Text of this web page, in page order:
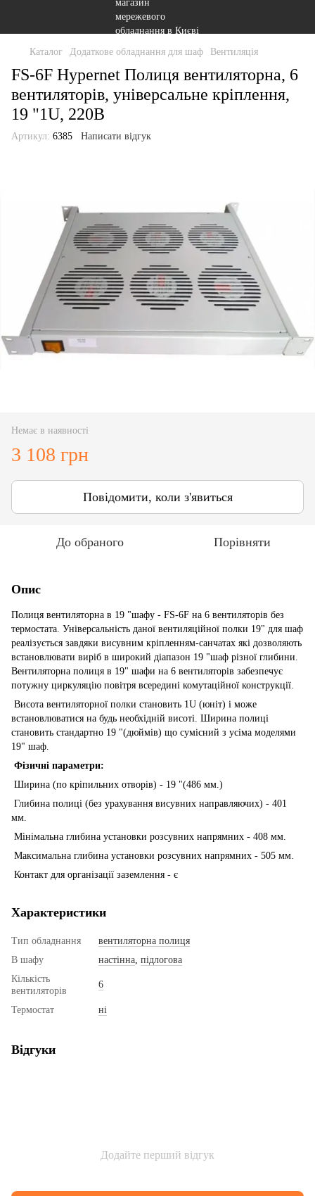
Каталог Додаткове обладнання для шаф Вентиляція
FS-6F Hypernet Полиця вентиляторна, 6
вентиляторів, універсальне кріплення,
19 "1U, 220В
Артикул: 6385 Написати відгук
Немає в наявності
3 108 грн
Повідомити, коли з'явиться
До обраного Порівняти
Опис
Полиця вентиляторна в 19 "шафу - FS-6F на 6 вентиляторів без
термостата. Універсальність даної вентиляційної полки 19" для шаф
реалізується завдяки висувним кріпленням-санчатах які дозволяють
встановлювати виріб в широкий діапазон 19 "шаф різної глибини.
Вентиляторна полиця в 19" шафи на 6 вентиляторів забезпечує
потужну циркуляцію повітря всередині комутаційної конструкції.
Висота вентиляторної полки становить 1U (юніт) і може
встановлюватися на будь необхідній висоті. Ширина полиці
становить стандартно 19 "(дюймів) що сумісний з усіма моделями
19" шаф.
Фізичні параметри:
Ширина (по кріпильних отворів) - 19 "(486 мм.)
Глибина полиці (без урахування висувних направляючих) - 401
мм.
Мінімальна глибина установки розсувних напрямних - 408 мм.
Максимальна глибина установки розсувних напрямних - 505 мм.
Контакт для організації заземлення - є
Характеристики
Тип обладнання
вентиляторна полиця
В шафу
настінна підлогова
Кількість
вентиляторів
6
Термостат ні
Відгуки
Додайте перший відгук